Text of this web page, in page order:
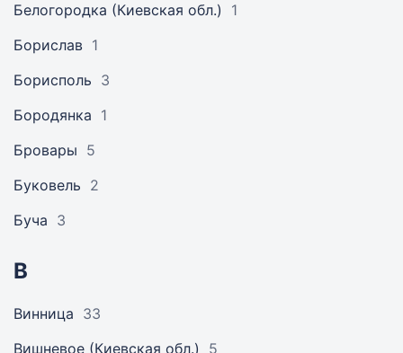
Белогородка (Киевская обл.)
1
Борислав 1
Борисполь 3
Бородянка 1
Бровары 5
Буковель 2
Буча 3
В
Винница 33
Вишневое (Киевская обл.)
5